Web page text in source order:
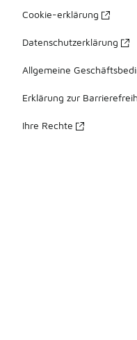
Cookie-erklärung
Datenschutzerklärung
Allgemeine
Erklärung zur
Ihre Rechte